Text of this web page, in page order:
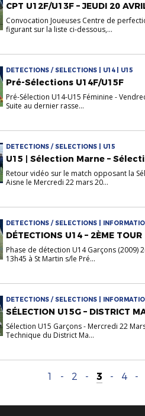
CPT U12F/U13F – JEUDI 20
Convocation Joueuses Centre de
figurant sur la liste ci-dessous,...
DETECTIONS / SELECTIONS | U14 | U15
Pré-Sélections U14F/U15F
Pré-Sélection U14-U15 Féminine -
Suite au dernier rasse...
DETECTIONS / SELECTIONS | U15
U15 | Sélection Marne –
Retour vidéo sur le match opposant la
Aisne le Mercredi 22 mars 20...
DETECTIONS / SELECTIONS |
DÉTECTIONS U14 – 2ÈME TOUR
Phase de détection U14 Garçons (2009)
13h45 à St Martin s/le Pré...
DETECTIONS / SELECTIONS |
SÉLECTION U15G – DISTRICT
Sélection U15 Garçons - Mercredi 22
Technique du District Ma...
1 - 2 - 3 - 4 -